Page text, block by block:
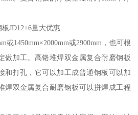
JD12+6量大优惠
或1450mm×2000mm或2900mm，也可根
做加工。高铬堆焊双金属复合耐磨钢板
和打孔，它可以加工成普通钢板可以加
焊双金属复合耐磨钢板可以拼焊成工程